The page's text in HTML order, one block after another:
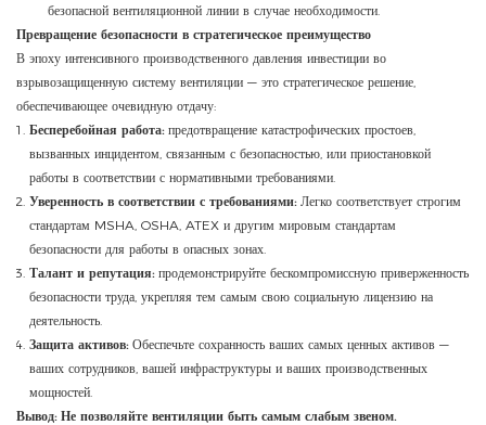
безопасной вентиляционной линии в случае необходимости.
Превращение безопасности в стратегическое преимущество
В эпоху интенсивного производственного давления инвестиции во
взрывозащищенную систему вентиляции — это стратегическое решение,
обеспечивающее очевидную отдачу:
Бесперебойная работа:предотвращение катастрофических простоев,
вызванных инцидентом, связанным с безопасностью, или приостановкой
работы в соответствии с нормативными требованиями.
Уверенность в соответствии с требованиями:Легко соответствует строгим
стандартам MSHA, OSHA, ATEX и другим мировым стандартам
безопасности для работы в опасных зонах.
Талант и репутация:продемонстрируйте бескомпромиссную приверженность
безопасности труда, укрепляя тем самым свою социальную лицензию на
деятельность.
Защита активов:Обеспечьте сохранность ваших самых ценных активов —
ваших сотрудников, вашей инфраструктуры и ваших производственных
мощностей.
Вывод: Не позволяйте вентиляции быть самым слабым звеном.